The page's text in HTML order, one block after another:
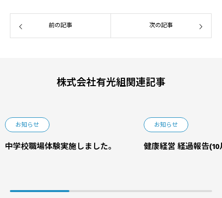
前の記事 次の記事
株式会社有光組関連記事
お知らせ
中学校職場体験実施しました。
お知らせ
健康経営 経過報告(10